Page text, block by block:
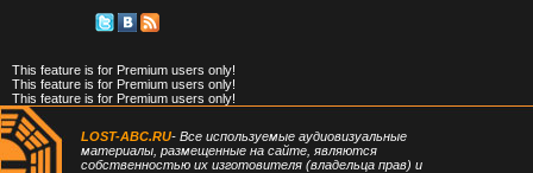
This feature is for Premium users only!
This feature is for Premium users only!
This feature is for Premium users only!
LOST-ABC.RU- Все используемые аудиовизуальные
материалы, размещенные на сайте, являются
собственностью их изготовителя (владельца прав) и